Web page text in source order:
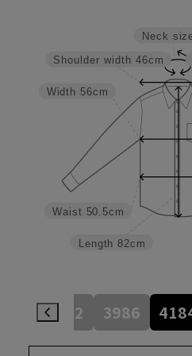
Neck
Length 82cm
Waist 50.5cm
Width 56cm
Shoulder width 46cm
3982 3986